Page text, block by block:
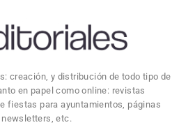
creación, y distribución de todo tipo de
en papel como online: revistas
fiestas para ayuntamientos, páginas
newsletters, etc.